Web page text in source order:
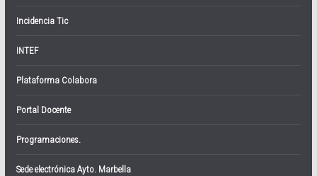
Incidencia Tic
INTEF
Plataforma Colabora
Portal Docente
Programaciones.
Sede electrónica Ayto. Marbella